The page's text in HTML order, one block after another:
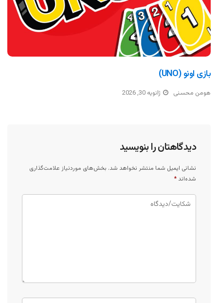
بازی اونو (UNO)
هومن محسنی ژانویه 30, 2026
دیدگاهتان را بنویسید
نشانی ایمیل شما منتشر نخواهد شد. بخش‌های موردنیاز علامت‌گذاری
شده‌اند *